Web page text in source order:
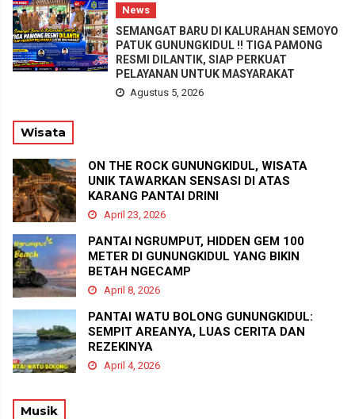
News
SEMANGAT BARU DI KALURAHAN SEMOYO
PATUK GUNUNGKIDUL !! TIGA PAMONG
RESMI DILANTIK, SIAP PERKUAT
PELAYANAN UNTUK MASYARAKAT
Agustus 5, 2026
Wisata
ON THE ROCK GUNUNGKIDUL, WISATA
UNIK TAWARKAN SENSASI DI ATAS
KARANG PANTAI DRINI
April 23, 2026
PANTAI NGRUMPUT, HIDDEN GEM 100
METER DI GUNUNGKIDUL YANG BIKIN
BETAH NGECAMP
April 8, 2026
PANTAI WATU BOLONG GUNUNGKIDUL:
SEMPIT AREANYA, LUAS CERITA DAN
REZEKINYA
April 4, 2026
Musik